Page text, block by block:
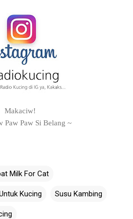
Makaciw!
Paw Paw Si Belang ~
Milk For Cat
Kucing Susu Kambing